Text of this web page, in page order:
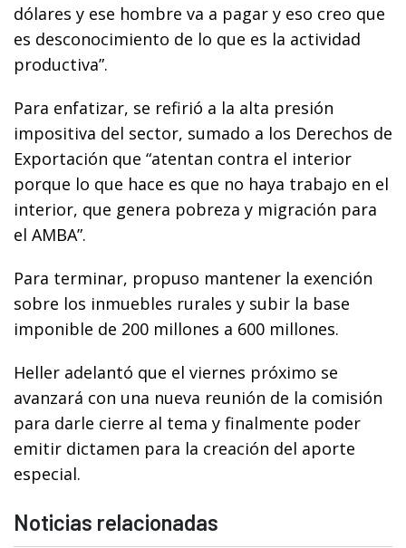
dólares y ese hombre va a pagar y eso creo que
es desconocimiento de lo que es la actividad
productiva”.
Para enfatizar, se refirió a la alta presión
impositiva del sector, sumado a los Derechos de
Exportación que “atentan contra el interior
porque lo que hace es que no haya trabajo en el
interior, que genera pobreza y migración para
el AMBA”.
Para terminar, propuso mantener la exención
sobre los inmuebles rurales y subir la base
imponible de 200 millones a 600 millones.
Heller adelantó que el viernes próximo se
avanzará con una nueva reunión de la comisión
para darle cierre al tema y finalmente poder
emitir dictamen para la creación del aporte
especial.
Noticias relacionadas